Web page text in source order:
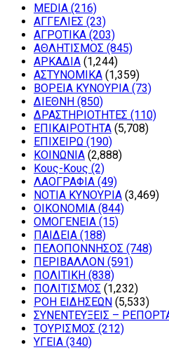
MEDIA (216)
ΑΓΓΕΛΙΕΣ (23)
ΑΓΡΟΤΙΚΑ (203)
ΑΘΛΗΤΙΣΜΟΣ (845)
ΑΡΚΑΔΙΑ (1,244)
ΑΣΤΥΝΟΜΙΚΑ (1,359)
ΒΟΡΕΙΑ ΚΥΝΟΥΡΙΑ (73)
ΔΙΕΘΝΗ (850)
ΔΡΑΣΤΗΡΙΟΤΗΤΕΣ (110)
ΕΠΙΚΑΙΡΟΤΗΤΑ (5,708)
ΕΠΙΧΕΙΡΩ (190)
ΚΟΙΝΩΝΙΑ (2,888)
Κους-Κους (2)
ΛΑΟΓΡΑΦΙΑ (49)
ΝΟΤΙΑ ΚΥΝΟΥΡΙΑ (3,469)
ΟΙΚΟΝΟΜΙΑ (844)
ΟΜΟΓΕΝΕΙΑ (15)
ΠΑΙΔΕΙΑ (188)
ΠΕΛΟΠΟΝΝΗΣΟΣ (748)
ΠΕΡΙΒΑΛΛΟΝ (591)
ΠΟΛΙΤΙΚΗ (838)
ΠΟΛΙΤΙΣΜΟΣ (1,232)
ΡΟΗ ΕΙΔΗΣΕΩΝ (5,533)
ΣΥΝΕΝΤΕΥΞΕΙΣ –
ΤΟΥΡΙΣΜΟΣ (212)
ΥΓΕΙΑ (340)